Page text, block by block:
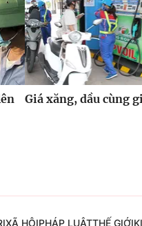
Giá xăng, dầu cùng
XÃ HỘIPHÁP LUẬTTHẾ GIỚI